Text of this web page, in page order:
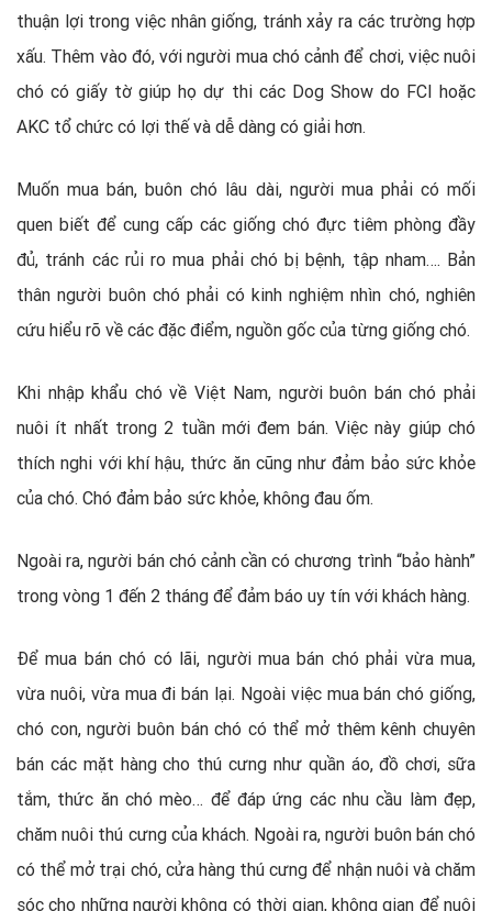
thuận lợi trong việc nhân giống, tránh xảy ra các trường hợp
xấu. Thêm vào đó, với người mua chó cảnh để chơi, việc nuôi
chó có giấy tờ giúp họ dự thi các Dog Show do FCI hoặc
AKC tổ chức có lợi thế và dễ dàng có giải hơn.
Muốn mua bán, buôn chó lâu dài, người mua phải có mối
quen biết để cung cấp các giống chó đực tiêm phòng đầy
đủ, tránh các rủi ro mua phải chó bị bệnh, tập nham…. Bản
thân người buôn chó phải có kinh nghiệm nhìn chó, nghiên
cứu hiểu rõ về các đặc điểm, nguồn gốc của từng giống chó.
Khi nhập khẩu chó về Việt Nam, người buôn bán chó phải
nuôi ít nhất trong 2 tuần mới đem bán. Việc này giúp chó
thích nghi với khí hậu, thức ăn cũng như đảm bảo sức khỏe
của chó. Chó đảm bảo sức khỏe, không đau ốm.
Ngoài ra, người bán chó cảnh cần có chương trình “bảo hành”
trong vòng 1 đến 2 tháng để đảm báo uy tín với khách hàng.
Để mua bán chó có lãi, người mua bán chó phải vừa mua,
vừa nuôi, vừa mua đi bán lại. Ngoài việc mua bán chó giống,
chó con, người buôn bán chó có thể mở thêm kênh chuyên
bán các mặt hàng cho thú cưng như quần áo, đồ chơi, sữa
tắm, thức ăn chó mèo… để đáp ứng các nhu cầu làm đẹp,
chăm nuôi thú cưng của khách. Ngoài ra, người buôn bán chó
có thể mở trại chó, cửa hàng thú cưng để nhận nuôi và chăm
sóc cho những người không có thời gian, không gian để nuôi